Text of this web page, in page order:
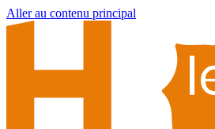
Aller au contenu principal